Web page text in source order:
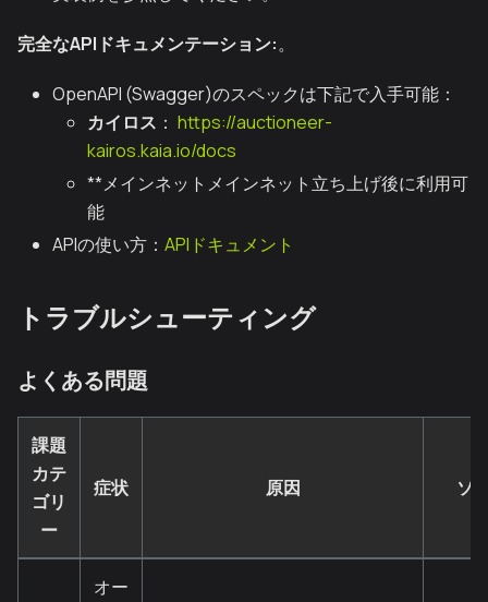
完全なAPIドキュメンテーション:。
OpenAPI (Swagger)のスペックは下記で入手可能：
カイロス ： https://auctioneer-
kairos.kaia.io/docs
**メインネットメインネット立ち上げ後に利用可
能
APIの使い方： APIドキュメント
トラブルシューティング
よくある問題
課題
カテ
ゴリ
ー
症状 原因 ソ
オー